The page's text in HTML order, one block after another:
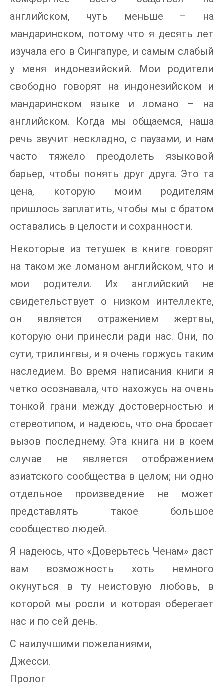
английском, чуть меньше – на
мандаринском, потому что я десять лет
изучала его в Сингапуре, и самым слабый
у меня индонезийский. Мои родители
свободно говорят на индонезийском и
мандаринском языке и ломано – на
английском. Когда мы общаемся, наша
речь звучит нескладно, с паузами, и нам
часто тяжело преодолеть языковой
барьер, чтобы понять друг друга. Это та
цена, которую моим родителям
пришлось заплатить, чтобы мы с братом
оставались в целости и сохранности.
Некоторые из тетушек в книге говорят
на таком же ломаном английском, что и
мои родители. Их английский не
свидетельствует о низком интеллекте,
он является отражением жертвы,
которую они принесли ради нас. Они, по
сути, трилингвы, и я очень горжусь таким
наследием. Во время написания книги я
четко осознавала, что нахожусь на очень
тонкой грани между достоверностью и
стереотипом, и надеюсь, что она бросает
вызов последнему. Эта книга ни в коем
случае не является отображением
азиатского сообщества в целом; ни одно
отдельное произведение не может
представлять такое большое
сообщество людей.
Я надеюсь, что «Доверьтесь Ченам» даст
вам возможность хоть немного
окунуться в ту неистовую любовь, в
которой мы росли и которая оберегает
нас и по сей день.
С наилучшими пожеланиями,
Джесси.
Пролог